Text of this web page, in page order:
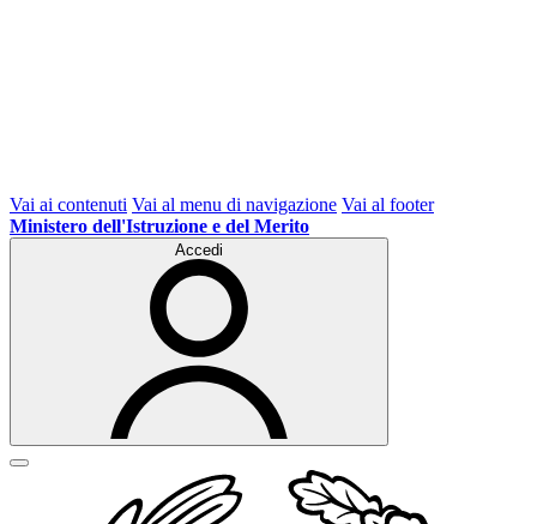
Vai ai contenuti Vai al menu di navigazione Vai al footer
Ministero dell'Istruzione e del Merito
Accedi